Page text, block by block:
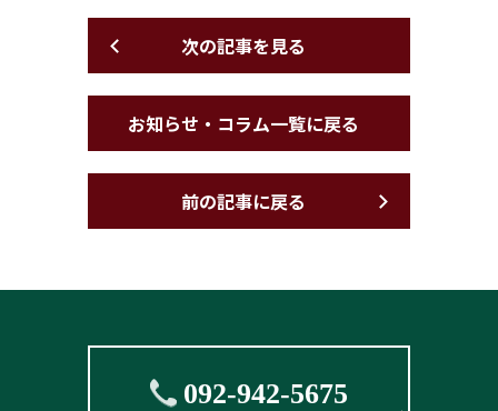
次の記事を見る
お知らせ・コラム一覧に戻る
前の記事に戻る
092-942-5675